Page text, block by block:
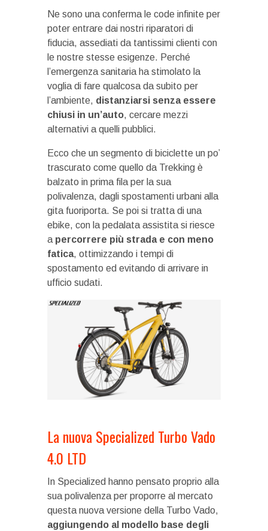
Ne sono una conferma le code infinite per
poter entrare dai nostri riparatori di
fiducia, assediati da tantissimi clienti con
le nostre stesse esigenze. Perché
l’emergenza sanitaria ha stimolato la
voglia di fare qualcosa da subito per
l’ambiente, distanziarsi senza essere
chiusi in un’auto, cercare mezzi
alternativi a quelli pubblici.
Ecco che un segmento di biciclette un po’
trascurato come quello da Trekking è
balzato in prima fila per la sua
polivalenza, dagli spostamenti urbani alla
gita fuoriporta. Se poi si tratta di una
ebike, con la pedalata assistita si riesce
a percorrere più strada e con meno
fatica, ottimizzando i tempi di
spostamento ed evitando di arrivare in
ufficio sudati.
La nuova Specialized Turbo Vado
4.0 LTD
In Specialized hanno pensato proprio alla
sua polivalenza per proporre al mercato
questa nuova versione della Turbo Vado,
aggiungendo al modello base degli